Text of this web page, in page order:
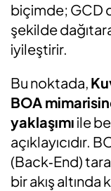
biçimde; GCD
şekilde
iyileştirir.
Bu noktada,
BOA
yaklaşımı ile
açıklayıcıdır.
(Back‑End)
bir akış